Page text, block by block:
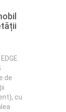
de
cu